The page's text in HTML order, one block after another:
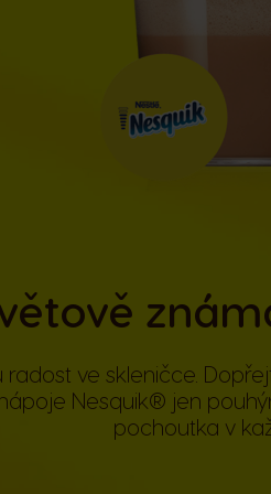
radost ve skleničce.
Nesquik® jen
pochoutka v